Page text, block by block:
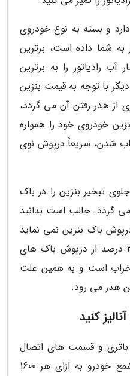
و بسته به نوع خودروی
به شما داده است، برترین
آب رادیاتور را به برترین
با توجه به قیمت بنزین
از هدر رفتن آن می گردد،
خودروی خود را همواره
شدن، سریعاً درپوش نوی
تبخیر بنزین را در باک
گردد. جالب است بدانید
باک بنزین نمی نماید
و آمار نشان داده نزدیک به 20 درصد از درپوش باک های
خراب است و به همین علت
باتری و قسمت های اتصال
آن فرسودگی نداشته باشند، شمع خودرو به ازای هر 1600